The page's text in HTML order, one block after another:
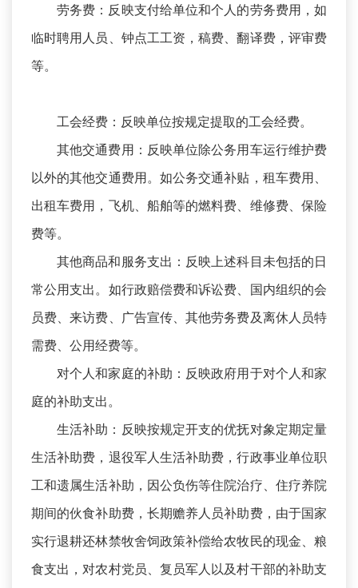
劳务费：反映支付给单位和个人的劳务费用，如
临时聘用人员、钟点工工资，稿费、翻译费，评审费
等。
工会经费：反映单位按规定提取的工会经费。
其他交通费用：反映单位除公务用车运行维护费
以外的其他交通费用。如公务交通补贴，租车费用、
出租车费用，飞机、船舶等的燃料费、维修费、保险
费等。
其他商品和服务支出：反映上述科目未包括的日
常公用支出。如行政赔偿费和诉讼费、国内组织的会
员费、来访费、广告宣传、其他劳务费及离休人员特
需费、公用经费等。
对个人和家庭的补助：反映政府用于对个人和家
庭的补助支出。
生活补助：反映按规定开支的优抚对象定期定量
生活补助费，退役军人生活补助费，行政事业单位职
工和遗属生活补助，因公负伤等住院治疗、住疗养院
期间的伙食补助费，长期赡养人员补助费，由于国家
实行退耕还林禁牧舍饲政策补偿给农牧民的现金、粮
食支出，对农村党员、复员军人以及村干部的补助支